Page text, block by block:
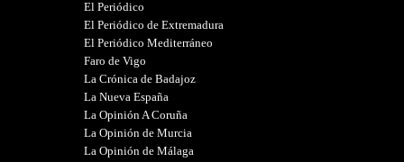
El Periódico
El Periódico de Extremadura
El Periódico Mediterráneo
Faro de Vigo
La Crónica de Badajoz
La Nueva España
La Opinión A Coruña
La Opinión de Murcia
La Opinión de Málaga